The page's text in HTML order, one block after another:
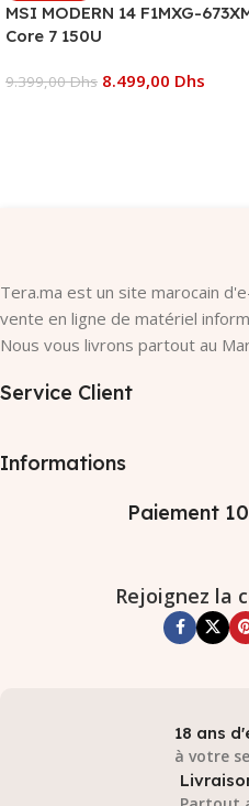
MSI MODERN 14 F1MXG-
Core 7 150U
9.399,00Dhs 8.499,00 Dhs
Tera.ma est un site marocain
vente en ligne de matériel
Nous vous livrons partout au
Service Client
Informations
Paiement
Rejoignez la
18 ans
à votre